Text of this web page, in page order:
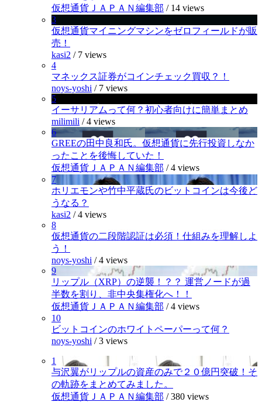
仮想通貨ＪＡＰＡＮ編集部 / 14 views
3
仮想通貨マイニングマシンをゼロフィールドが販
売！
kasi2 / 7 views
4
マネックス証券がコインチェック買収？！
noys-yoshi / 7 views
5
イーサリアムって何？初心者向けに簡単まとめ
milimili /4 views
6
GREEの田中良和氏。仮想通貨に先行投資しなか
ったことを後悔していた！
仮想通貨ＪＡＰＡＮ編集部 /4 views
7
ホリエモンや竹中平蔵氏のビットコインは今後ど
うなる？
kasi2 /4 views
8
仮想通貨の二段階認証は必須！仕組みを理解しよ
う！
noys-yoshi /4 views
9
リップル（XRP）の逆襲！？？ 運営ノードが過
半数を割り、非中央集権化へ！！
仮想通貨ＪＡＰＡＮ編集部 /4 views
10
ビットコインのホワイトペーパーって何？
noys-yoshi /3 views
1
与沢翼がリップルの資産のみで２０億円突破！そ
の軌跡をまとめてみました。
仮想通貨ＪＡＰＡＮ編集部 /380 views